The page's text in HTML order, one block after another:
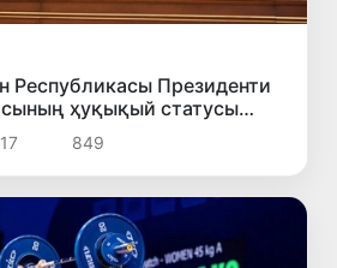
Республикасы Президенти
ҳуқықый статусы
нызамды
849